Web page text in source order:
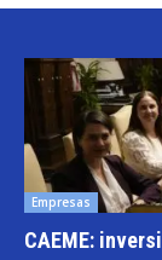
Empresas
CAEME: